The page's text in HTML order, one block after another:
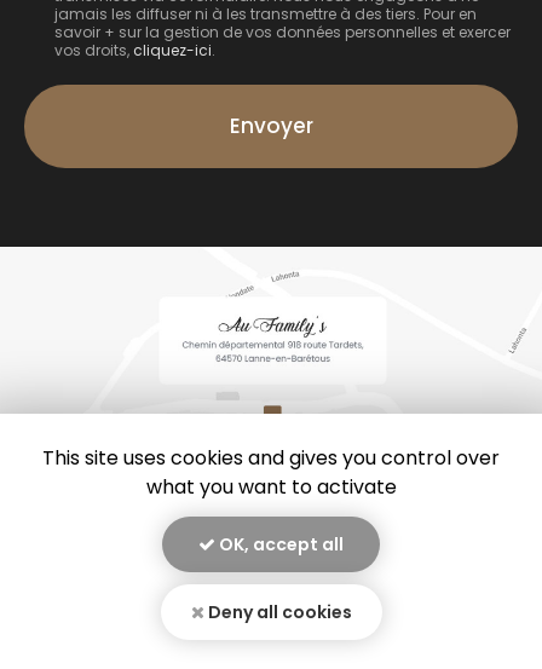
jamais les diffuser ni à les transmettre à des tiers. Pour en
savoir + sur la gestion de vos données personnelles et exercer
vos droits, cliquez-ici.
Acceptation
RGPD
*
Envoyer
En savoir +
- Plan du site-Liens utiles
This site uses cookies and gives you control over
what you want to activate
OK, accept all
Deny all cookies